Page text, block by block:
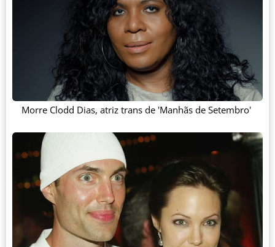
Morre Clodd Dias, atriz trans de 'Manhãs de Setembro'